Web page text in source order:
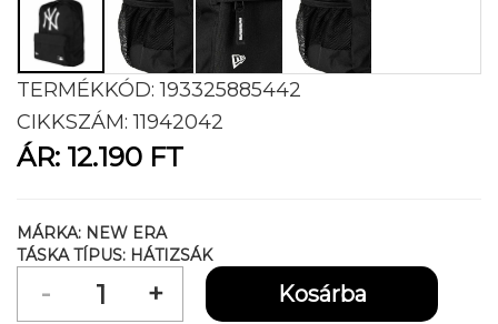
TERMÉKKÓD:193325885442
CIKKSZÁM:11942042
ÁR: 12.190 FT
MÁRKA: NEW ERA
TÁSKA TÍPUS: HÁTIZSÁK